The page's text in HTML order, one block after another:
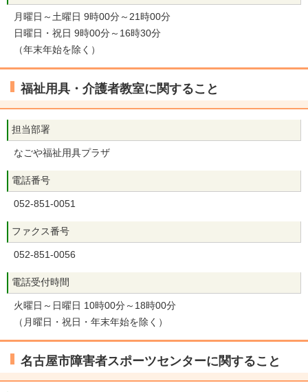
月曜日～土曜日 9時00分～21時00分
日曜日・祝日 9時00分～16時30分
（年末年始を除く）
福祉用具・介護者教室に関すること
担当部署
なごや福祉用具プラザ
電話番号
052-851-0051
ファクス番号
052-851-0056
電話受付時間
火曜日～日曜日 10時00分～18時00分
（月曜日・祝日・年末年始を除く）
名古屋市障害者スポーツセンターに関すること